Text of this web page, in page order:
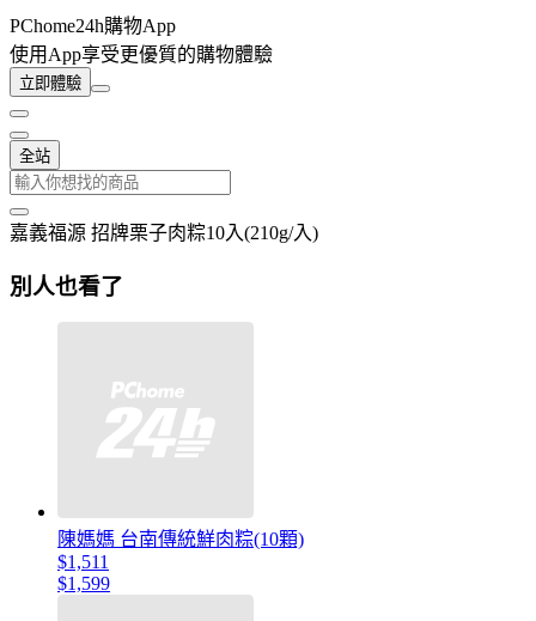
PChome24h購物App
使用App享受更優質的購物體驗
立即體驗
全站
嘉義福源 招牌栗子肉粽10入(210g/入)
別人也看了
陳媽媽 台南傳統鮮肉粽(10顆)
$1,511
$1,599